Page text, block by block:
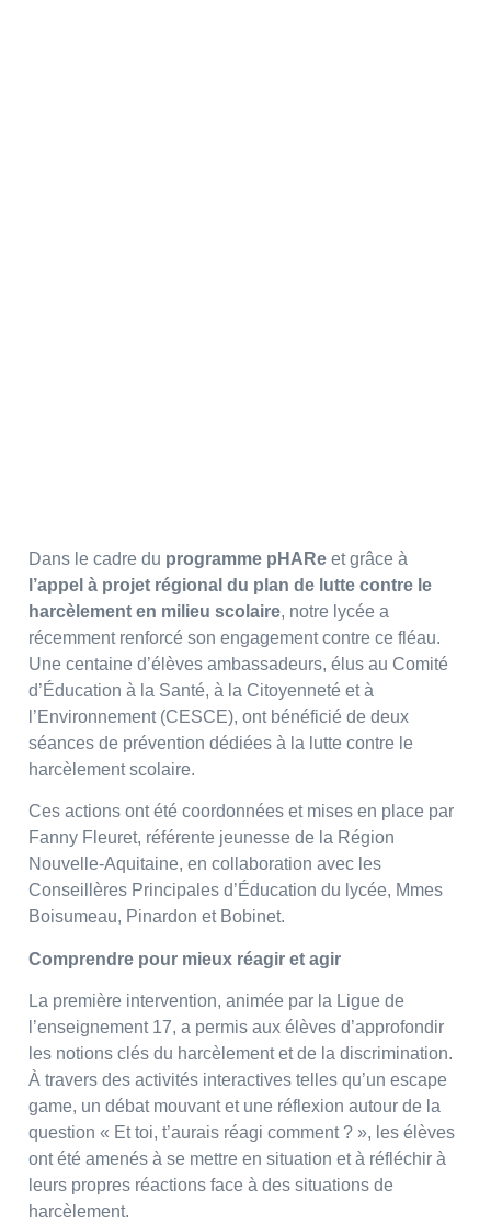
Dans le cadre du programme pHARe et grâce à
l’appel à projet régional du plan de lutte contre le
harcèlement en milieu scolaire, notre lycée a
récemment renforcé son engagement contre ce fléau.
Une centaine d’élèves ambassadeurs, élus au Comité
d’Éducation à la Santé, à la Citoyenneté et à
l’Environnement (CESCE), ont bénéficié de deux
séances de prévention dédiées à la lutte contre le
harcèlement scolaire.
Ces actions ont été coordonnées et mises en place par
Fanny Fleuret, référente jeunesse de la Région
Nouvelle-Aquitaine, en collaboration avec les
Conseillères Principales d’Éducation du lycée, Mmes
Boisumeau, Pinardon et Bobinet.
Comprendre pour mieux réagir et agir
La première intervention, animée par la Ligue de
l’enseignement 17, a permis aux élèves d’approfondir
les notions clés du harcèlement et de la discrimination.
À travers des activités interactives telles qu’un escape
game, un débat mouvant et une réflexion autour de la
question « Et toi, t’aurais réagi comment ? », les élèves
ont été amenés à se mettre en situation et à réfléchir à
leurs propres réactions face à des situations de
harcèlement.